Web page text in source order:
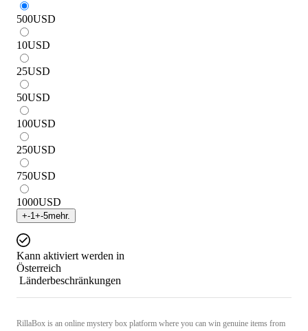
500USD
10USD
25USD
50USD
100USD
250USD
750USD
1000USD
+-1 +-5mehr.
Kann aktiviert werden in
Österreich
Länderbeschränkungen
RillaBox is an online mystery box platform where you can win genuine items from